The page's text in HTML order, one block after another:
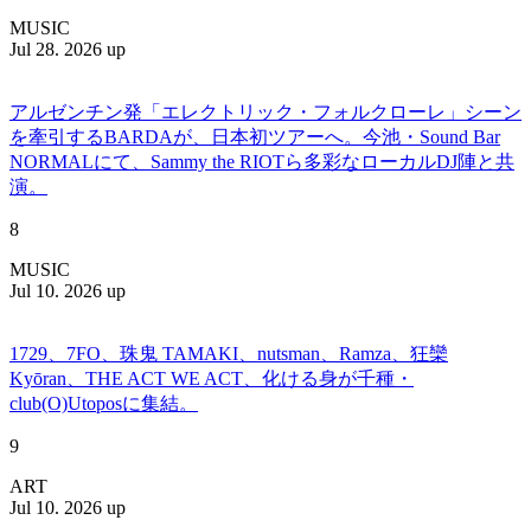
MUSIC
Jul 28. 2026 up
アルゼンチン発「エレクトリック・フォルクローレ」シーン
を牽引するBARDAが、日本初ツアーへ。今池・Sound Bar
NORMALにて、Sammy the RIOTら多彩なローカルDJ陣と共
演。
8
MUSIC
Jul 10. 2026 up
1729、7FO、珠鬼 TAMAKI、nutsman、Ramza、狂欒
Kyōran、THE ACT WE ACT、化ける身が千種・
club(O)Utoposに集結。
9
ART
Jul 10. 2026 up